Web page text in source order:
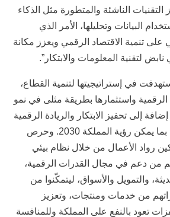
التقنيات الناشئة والمتطورة مثل الذكاء
البيانات وتحليلها، الأمر الذي
تنمية الاقتصاد الرقمي ويعزز مكانة
لتقنية المعلومات والابتكار”.
في إستراتيجيتها لتنمية القطاع،
واستثمارها بطريقة مثلى في نمو
إلى تحفيز الابتكار والريادة الرقمية
والاستثمار في القطاع بما يمكن رؤية المملكة 2030. وحرص
رواد الأعمال من خلال نظام بيئي
من دعم في مجال القدرات الرقمية،
والتمويل والأسواق، ليتمكّنوا من
من خدمات ومنتجات، وتعزيز
تعود بالنفع على المملكة وللمنافسة